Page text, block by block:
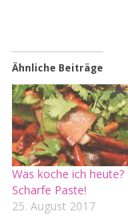
Ähnliche Beiträge
Was koche ich heute?
Scharfe Paste!
25. August 2017